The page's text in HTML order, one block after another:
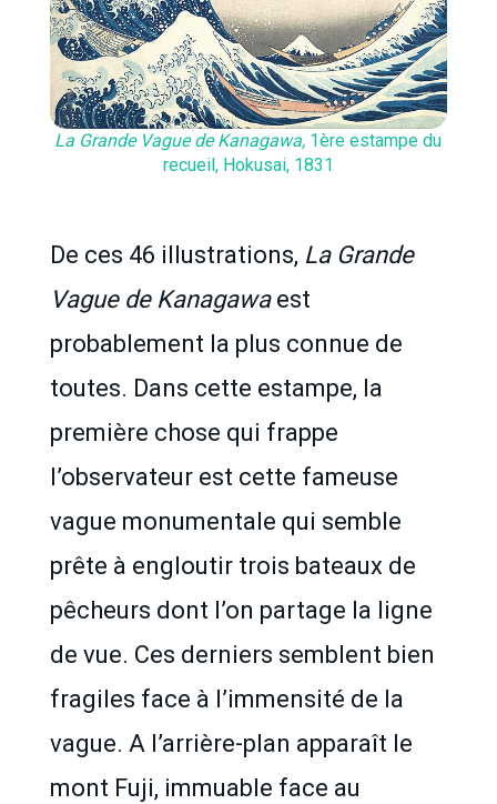
La Grande Vague de Kanagawa, 1ère estampe du
recueil, Hokusai, 1831
De ces 46 illustrations, La Grande
Vague de Kanagawaest
probablement la plus connue de
toutes. Dans cette estampe, la
première chose qui frappe
l’observateur est cette fameuse
vague monumentale qui semble
prête à engloutir trois bateaux de
pêcheurs dont l’on partage la ligne
de vue. Ces derniers semblent bien
fragiles face à l’immensité de la
vague. A l’arrière-plan apparaît le
mont Fuji, immuable face au